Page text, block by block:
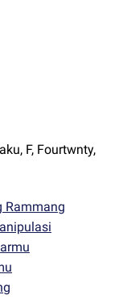
F, Fourtwnty,
Rammang